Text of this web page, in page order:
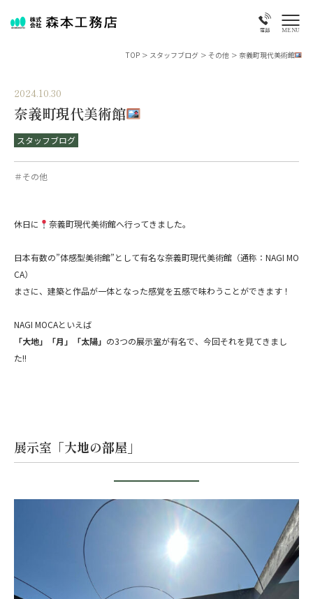
電話 MENU
TOP> スタッフブログ> その他> 奈義町現代美術館
2024.10.30
奈義町現代美術館
スタッフブログ
＃その他
休日に 奈義町現代美術館へ行ってきました。
日本有数の”体感型美術館”として有名な奈義町現代美術館（通称：NAGI MO
CA）
まさに、建築と作品が一体となった感覚を五感で味わうことができます！
NAGI MOCAといえば
「大地」「月」「太陽」 の3つの展示室が有名で、今回それを見てきまし
た!!
展示室 「大地の部屋」